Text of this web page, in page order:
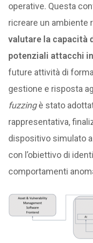
operative. Questa
ricreare un ambiente
valutare la capacità
potenziali attacchi
future attività di
gestione e risposta
fuzzingè stato
rappresentativa,
dispositivo simulato
con l’obiettivo di
comportamenti